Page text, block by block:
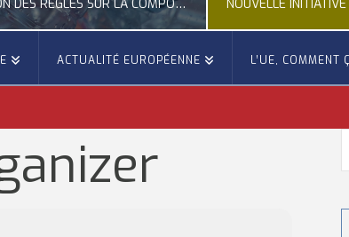
CLARIFICATION DES RÈGLES SUR LA COMPOSITION DES BOUTEILLES PLASTIQUES
DE LA REPRÉSENTATION D’OCCITANIE EUROPE, ECONOMIE CIRCULAIRE, ÉNERGIE - ENVIRONNEMENT - CLIMAT
JUILLET 24, 2026
ACTUALITÉ DE L'UNION EUROPÉENNE, ACTUALITÉ DE LA
ACTUALITÉ EUROPÉENNE L’UE, COMMENT